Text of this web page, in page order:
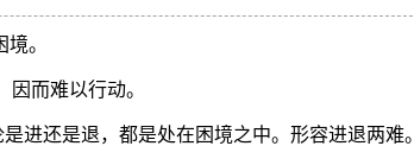
。
而难以行动。
进还是退，都是处在困境之中。形容进退两难。